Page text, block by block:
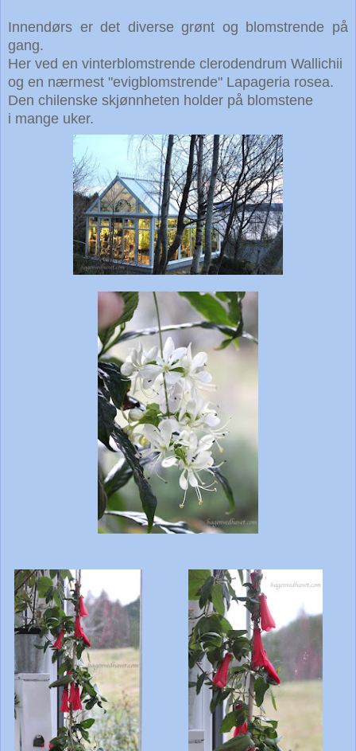
Innendørs er det diverse grønt og blomstrende på
gang.
Her ved en vinterblomstrende clerodendrum Wallichii
og en nærmest "evigblomstrende" Lapageria rosea.
Den chilenske skjønnheten holder på blomstene
i mange uker.